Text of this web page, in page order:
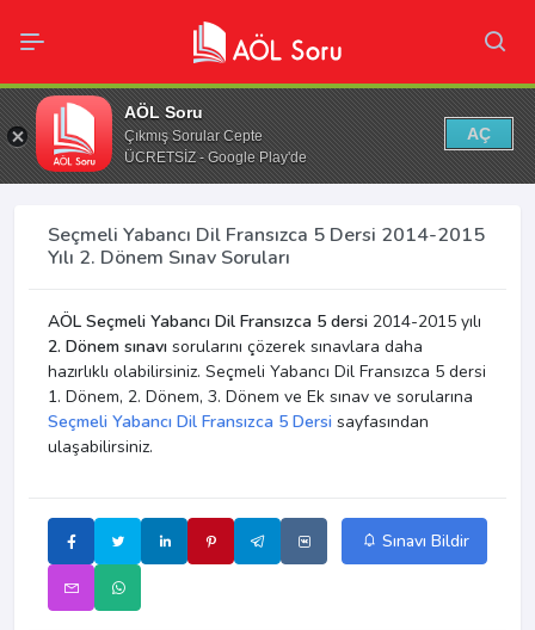
AÖL Soru
Çıkmış Sorular Cepte
ÜCRETSİZ - Google Play'de
AÇ
Seçmeli Yabancı Dil Fransızca 5 Dersi 2014-2015
Yılı 2. Dönem Sınav Soruları
AÖL Seçmeli Yabancı Dil Fransızca 5 dersi 2014-2015 yılı
2. Dönem sınavı sorularını çözerek sınavlara daha
hazırlıklı olabilirsiniz. Seçmeli Yabancı Dil Fransızca 5 dersi
1. Dönem, 2. Dönem, 3. Dönem ve Ek sınav ve sorularına
Seçmeli Yabancı Dil Fransızca 5 Dersi sayfasından
ulaşabilirsiniz.
Sınavı Bildir